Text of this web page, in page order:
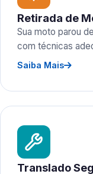
Retirada de
Sua moto parou
com técnicas
Saiba Mais
Translado